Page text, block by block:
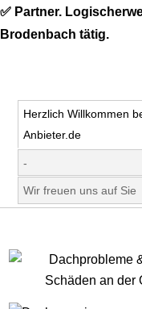
✅ Partner.
Brodenbach tätig.
Herzlich Willkommen
Anbieter.de
-
Wir freuen uns auf Sie